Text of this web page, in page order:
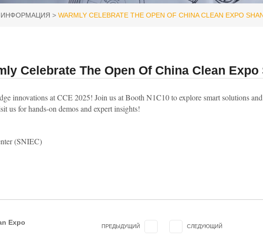
ИНФОРМАЦИЯ WARMLY CELEBRATE THE OPEN OF CHINA CLEAN EXPO
Celebrate The Open Of China Clean Expo
innovations‌ at ‌CCE 2025‌! Join us at ‌Booth N1C10‌ to explore ‌smart solutions‌
us‌ for hands-on demos and expert insights!
(SNIEC)
Expo
ПРЕДЫДУЩИЙ СЛЕДУЮЩИЙ